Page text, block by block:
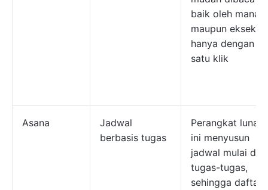
baik oleh
maupun
hanya dengan
satu klik
Asana
Jadwal
berbasis tugas
Perangkat lunak
ini menyusun
jadwal mulai dari
tugas-tugas,
sehingga daftar